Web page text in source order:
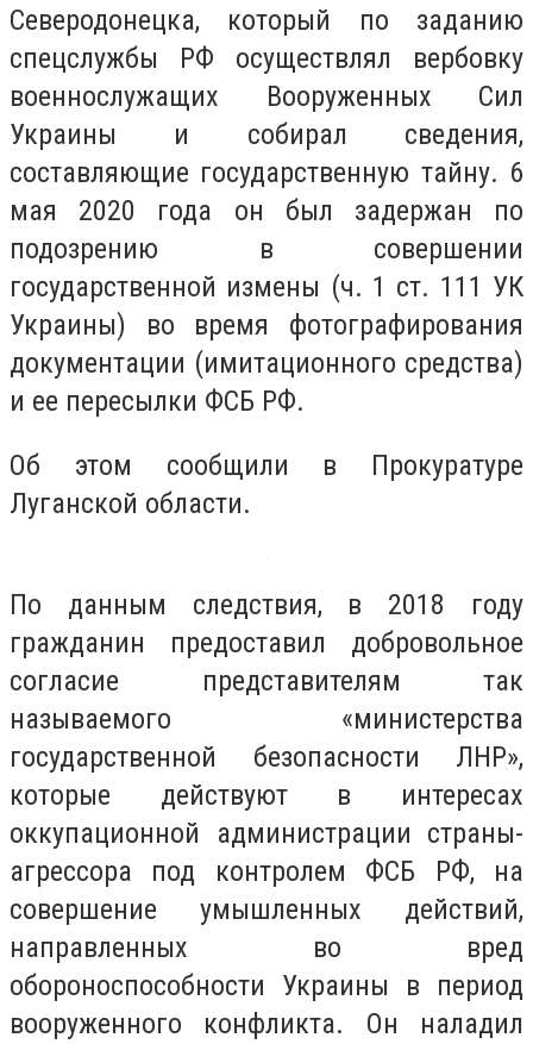
Северодонецка, который по заданию
спецслужбы РФ осуществлял вербовку
военнослужащих Вооруженных Сил
Украины и собирал сведения,
составляющие государственную тайну. 6
мая 2020 года он был задержан по
подозрению в совершении
государственной измены (ч. 1 ст. 111 УК
Украины) во время фотографирования
документации (имитационного средства)
и ее пересылки ФСБ РФ.
Об этом сообщили в Прокуратуре
Луганской области.
По данным следствия, в 2018 году
гражданин предоставил добровольное
согласие представителям так
называемого «министерства
государственной безопасности ЛНР»,
которые действуют в интересах
оккупационной администрации страны-
агрессора под контролем ФСБ РФ, на
совершение умышленных действий,
направленных во вред
обороноспособности Украины в период
вооруженного конфликта. Он наладил